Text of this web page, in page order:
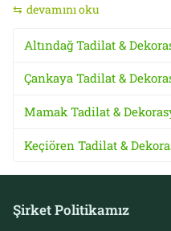
devamını oku
Altındağ Tadilat &
Çankaya Tadilat &
Mamak Tadilat &
Keçiören Tadilat &
Şirket Politikamız